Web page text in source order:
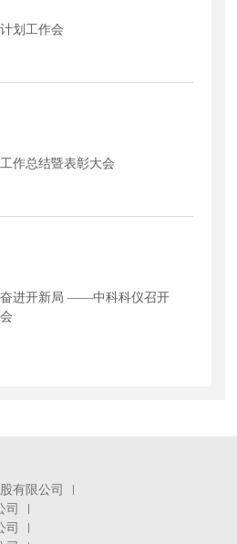
划工作会
作总结暨表彰大会
奋进开新局 ——中科科仪召开
有限公司
司
司